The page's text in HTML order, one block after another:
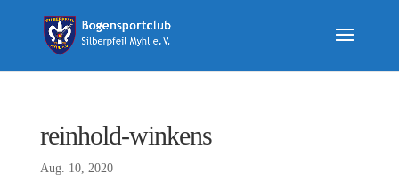
reinhold-winkens
Aug. 10, 2020